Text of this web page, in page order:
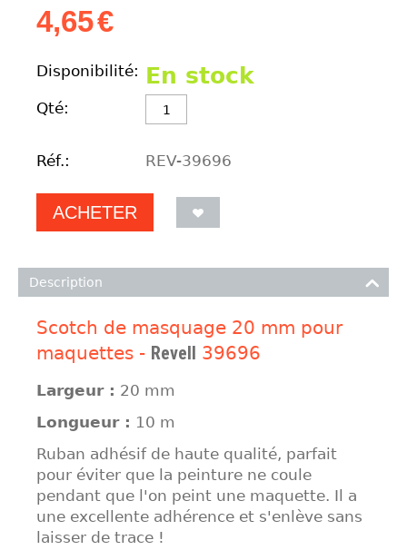
4,65€
Disponibilité: En stock
Qté:
Réf.: REV-39696
ACHETER
Description
Scotch de masquage 20 mm pour
maquettes - Revell 39696
Largeur : 20 mm
Longueur : 10 m
Ruban adhésif de haute qualité, parfait
pour éviter que la peinture ne coule
pendant que l'on peint une maquette. Il a
une excellente adhérence et s'enlève sans
laisser de trace !